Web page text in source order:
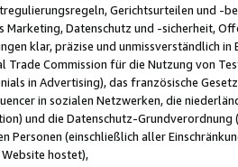
Gerichtsurteilen und -
Marketing, Datenschutz und -sicherheit,
klar, präzise und unmissverständlich
Trade Commission für die Nutzung von
in Advertising), das französische
in sozialen Netzwerken, die
und die Datenschutz-
Personen (einschließlich aller
hostet),